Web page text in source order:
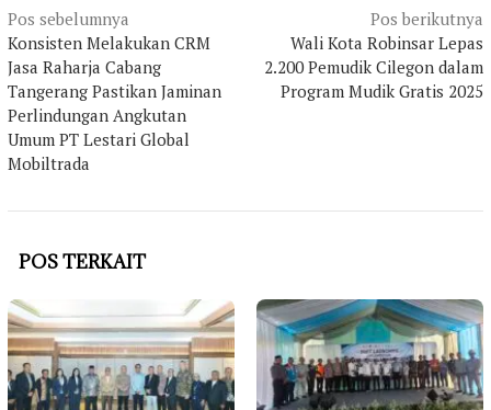
Navigasi
pos
Pos sebelumnya
Konsisten Melakukan CRM
Jasa Raharja Cabang
Tangerang Pastikan Jaminan
Perlindungan Angkutan
Umum PT Lestari Global
Mobiltrada
Pos berikutnya
Wali Kota Robinsar Lepas
2.200 Pemudik Cilegon dalam
Program Mudik Gratis 2025
POS TERKAIT